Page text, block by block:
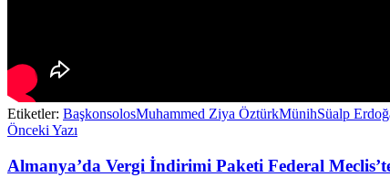
Etiketler: BaşkonsolosMuhammed Ziya ÖztürkMünihSüalp
Önceki Yazı
Almanya’da Vergi İndirimi Paketi Federal